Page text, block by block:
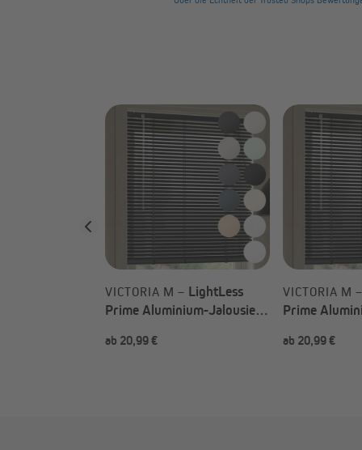
VICTORIA M – LightLess
Prime Aluminium-Jalousie
ab 20,99 €
VICTORIA M –
Prime
ab 20,99 €